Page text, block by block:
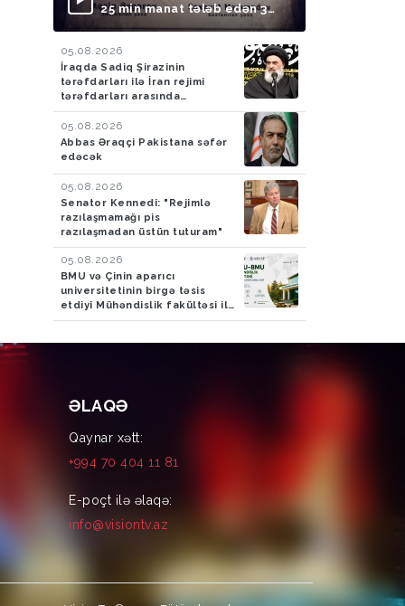
25 min manat tələb edən 3
nəfər saxlanılıb
05.08.2026
İraqda Sadiq Şirazinin
tərəfdarları ilə İran rejimi
tərəfdarları arasında
toqquşma yaşanıb
05.08.2026
Abbas Əraqçi Pakistana səfər
edəcək
05.08.2026
Senator Kennedi: "Rejimlə
razılaşmamağı pis
razılaşmadan üstün tuturam"
05.08.2026
BMU və Çinin aparıcı
universitetinin birgə təsis
etdiyi Mühəndislik fakültəsi ilk
tələbələrini qəbul edir
ƏLAQƏ
Qaynar xətt:
+994 70 404 11 81
E-poçt ilə əlaqə:
info@visiontv.az